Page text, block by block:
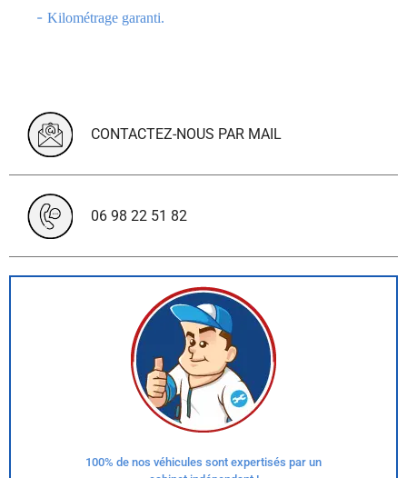
Kilométrage garanti.
CONTACTEZ-NOUS PAR MAIL
06 98 22 51 82
100% de nos véhicules sont expertisés par un